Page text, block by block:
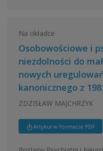
Na okładce
Osobowościowe i
niezdolności do
nowych
kanonicznego z
ZDZISŁAW MAJCHRZYK
Artykuł w formacie PDF